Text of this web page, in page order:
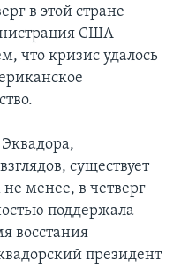
в этой стране
США
что кризис удалось
существует
менее, в четверг
поддержала
восстания
президент